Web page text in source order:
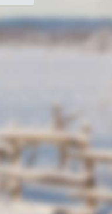
du
gouvernement
du